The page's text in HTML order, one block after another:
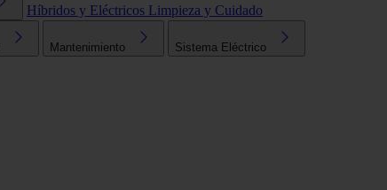
Híbridos y Eléctricos Limpieza y Cuidado
Mantenimiento Sistema Eléctrico